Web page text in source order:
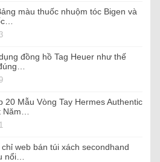
màu thuốc nhuộm tóc Bigen và
đồng hồ Tag Heuer như thế
20 Mẫu Vòng Tay Hermes Authentic
chỉ web bán túi xách secondhand
nổi…